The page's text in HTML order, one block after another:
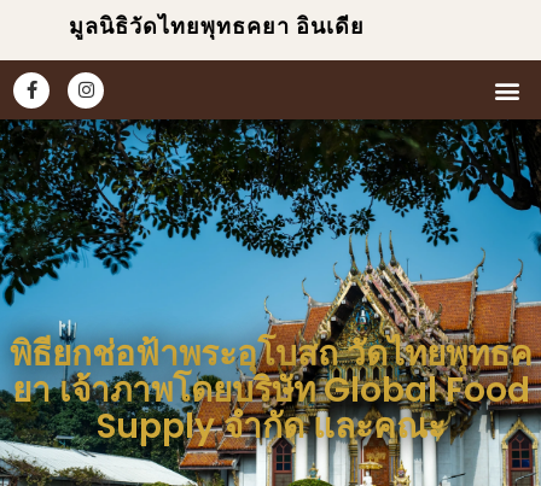
มูลนิธิวัดไทยพุทธคยา อินเดีย
พิธียกช่อฟ้าพระอุโบสถ วัดไทยพุทธค
ยา เจ้าภาพโดยบริษัท Global Food
Supply จำกัด และคณะ